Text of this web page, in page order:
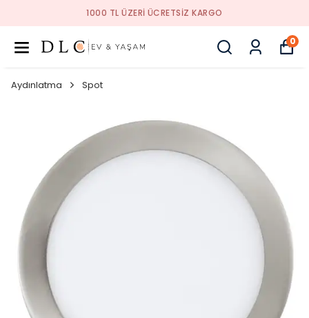
1000 TL ÜZERI ÜCRETSIZ KARGO
0
Aydınlatma Spot